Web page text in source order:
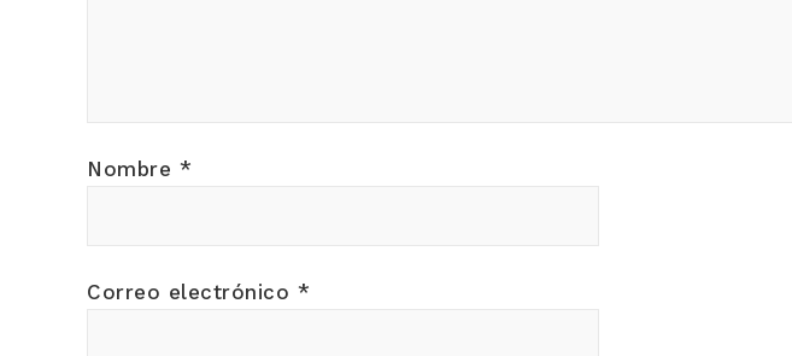
Nombre *
Correo electrónico *